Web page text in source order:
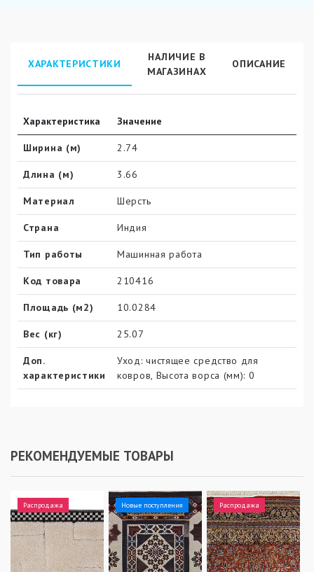
ХАРАКТЕРИСТИКИ
НАЛИЧИЕ В
МАГАЗИНАХ
ОПИСАНИЕ
Характеристика Значение
Ширина (м) 2.74
Длина (м) 3.66
Материал Шерсть
Страна Индия
Тип работы Машинная работа
Код товара 210416
Площадь (м2) 10.0284
Вес (кг) 25.07
Доп.
характеристики
Уход: чистящее средство для
ковров, Высота ворса (мм): 0
РЕКОМЕНДУЕМЫЕ ТОВАРЫ
Распродажа Новые поступления Распродажа